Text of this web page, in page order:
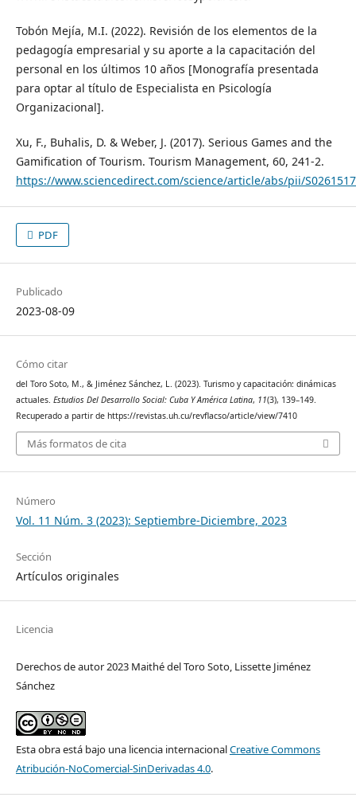
Tobón Mejía, M.I. (2022). Revisión de los elementos de la
pedagogía empresarial y su aporte a la capacitación del
personal en los últimos 10 años [Monografía presentada
para optar al título de Especialista en Psicología
Organizacional].
Xu, F., Buhalis, D. & Weber, J. (2017). Serious Games and the
Gamification of Tourism. Tourism Management, 60, 241-2.
https://www.sciencedirect.com/science/article/abs/pii/
PDF
Publicado
2023-08-09
Cómo citar
del Toro Soto, M., & Jiménez Sánchez, L. (2023). Turismo y capacitación: dinámicas
actuales. Estudios Del Desarrollo Social: Cuba Y América Latina, 11(3), 139–149.
Recuperado a partir de https://revistas.uh.cu/revflacso/article/view/7410
Más formatos de cita
Número
Vol. 11 Núm. 3 (2023): Septiembre-Diciembre, 2023
Sección
Artículos originales
Licencia
Derechos de autor 2023 Maithé del Toro Soto, Lissette Jiménez
Sánchez
Esta obra está bajo una licencia internacionalCreative Commons
Atribución-NoComercial-SinDerivadas 4.0.